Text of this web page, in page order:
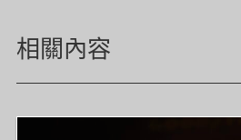
相關內容